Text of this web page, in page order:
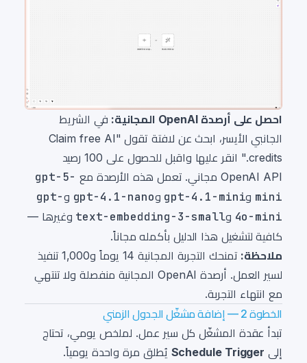
احصل على أرصدة OpenAI المجانية:
في الشريط
الجانبي الأيسر، ابحث عن لافتة تقول "Claim free AI
credits." انقر عليها واقبل للحصول على 100 رصيد
OpenAI API مجاني. تعمل هذه الأرصدة مع
gpt-5-
mini وgpt-4.1-mini وgpt-4.1-nano وgpt-
4o-mini وtext-embedding-3-small وغيرها —
كافية لتشغيل هذا الدليل بأكمله مجاناً.
ملاحظة:
تمنحك التجربة المجانية 14 يوماً و1,000 تنفيذ
لسير العمل. أرصدة OpenAI المجانية منفصلة ولا تنتهي
مع انتهاء التجربة.
الخطوة 2 — إضافة مشغّل الجدول الزمني
تبدأ عقدة المشغّل كل سير عمل. لملخص يومي، تحتاج
إلى Schedule Trigger يُطلق مرة واحدة يومياً.